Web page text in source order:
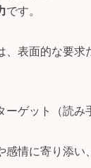
です。
、表面的な要
ゲット（読み
情に寄り添い